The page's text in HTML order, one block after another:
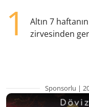
1
Altın 7 haftanın
zirvesinden
Sponsorlu |